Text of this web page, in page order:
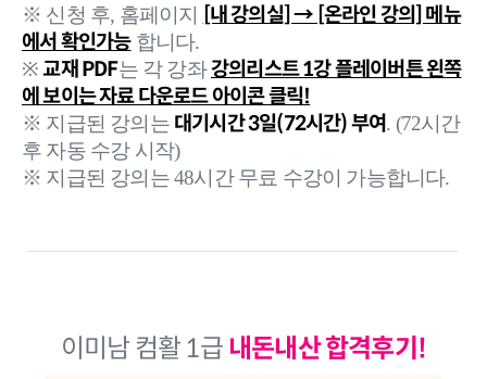
※ 신청 후, 홈페이지 [내 강의실] → [온라인 강의] 메뉴
에서 확인가능합니다.
※교재 PDF는 각 강좌강의리스트 1강 플레이버튼 왼쪽
에 보이는 자료 다운로드 아이콘 클릭!
※ 지급된 강의는 대기시간 3일(72시간) 부여. (72시간
후 자동 수강 시작)
※ 지급된 강의는 48시간 무료 수강이 가능합니다.
이미남 컴활 1급 내돈내산 합격후기!